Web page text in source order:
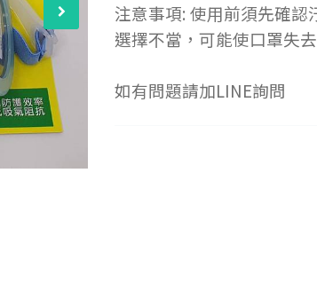
注意事項: 使用前須先確
選擇不當，可能使口罩失
如有問題請加LINE詢問